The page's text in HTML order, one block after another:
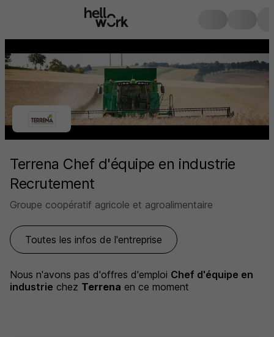
Terrena Chef d'équipe en industrie
Recrutement
Groupe coopératif agricole et agroalimentaire
Toutes les infos de l'entreprise
Nous n'avons pas d'offres d'emploi Chef d'équipe en
industrie chez Terrena en ce moment